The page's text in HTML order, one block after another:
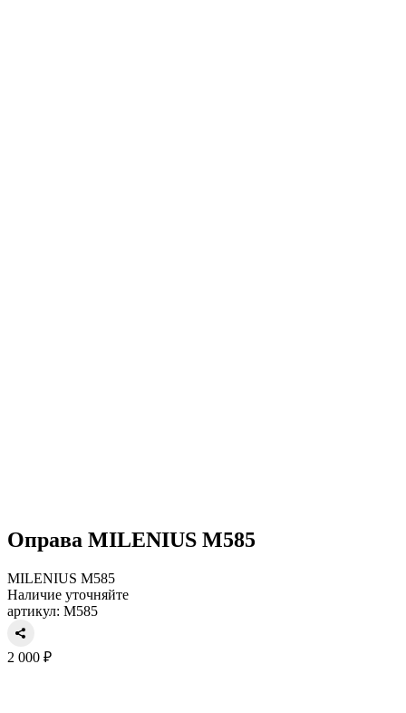
Оправа MILENIUS M585
MILENIUS M585
Наличие уточняйте
артикул: M585
2 000 ₽